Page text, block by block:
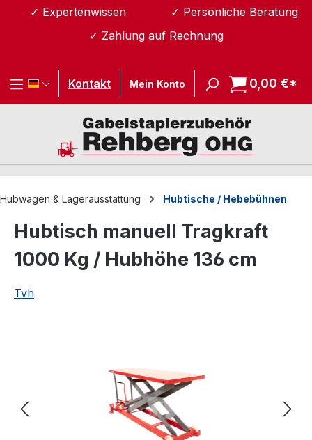
Zum Hauptinhalt springen
✓ Expertenwissen
✓ Persönliche Beratung
✓ Zahlung auf Rechnung
Kontakt Mein Konto 0,00 €*
Hubwagen & Lagerausstattung Hubtische / Hebebühnen
Hubtisch manuell Tragkraft
1000 Kg / Hubhöhe 136 cm
Tvh